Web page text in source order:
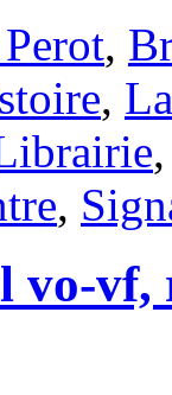
,
,
,
vo-